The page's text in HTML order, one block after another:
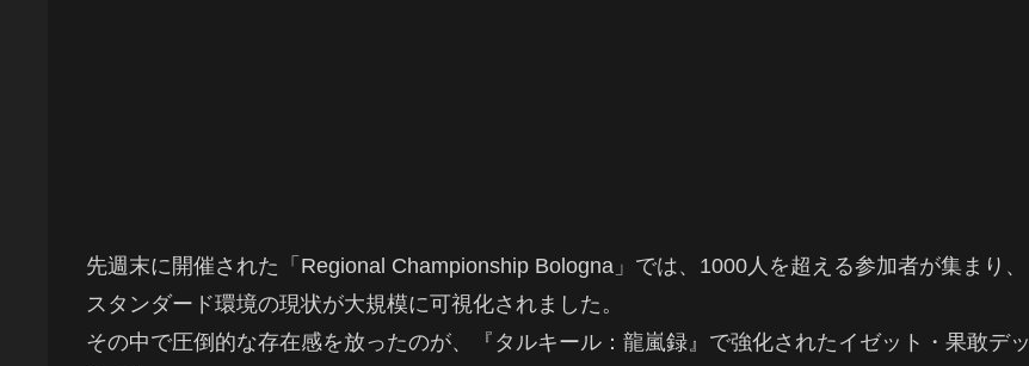
先週末に開催された「Regional Championship Bologna」では、1000人を超える参加者が集まり、
スタンダード環境の現状が大規模に可視化されました。
その中で圧倒的な存在感を放ったのが、『タルキール：龍嵐録』で強化されたイゼット・果敢デッ